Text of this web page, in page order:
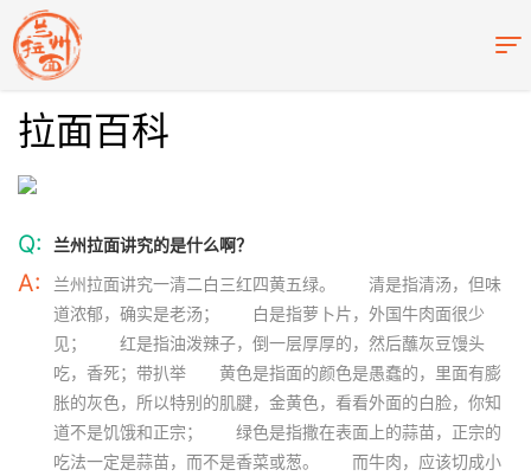
拉面百科
Q: 兰州拉面讲究的是什么啊？
A:
兰州拉面讲究一清二白三红四黄五绿。 清是指清汤，但味
道浓郁，确实是老汤； 白是指萝卜片，外国牛肉面很少
见； 红是指油泼辣子，倒一层厚厚的，然后蘸灰豆馒头
吃，香死；带扒举 黄色是指面的颜色是愚蠢的，里面有膨
胀的灰色，所以特别的肌腱，金黄色，看看外面的白脸，你知
道不是饥饿和正宗； 绿色是指撒在表面上的蒜苗，正宗的
吃法一定是蒜苗，而不是香菜或葱。 而牛肉，应该切成小